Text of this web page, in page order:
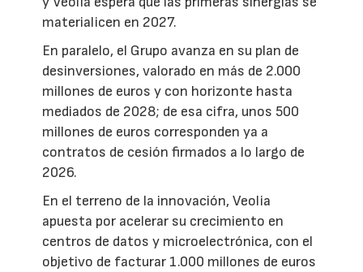
materialicen en 2027.
En paralelo, el Grupo avanza en su plan de
desinversiones, valorado en más de 2.000
millones de euros y con horizonte hasta
mediados de 2028; de esa cifra, unos 500
millones de euros corresponden ya a
contratos de cesión firmados a lo largo de
2026.
En el terreno de la innovación, Veolia
apuesta por acelerar su crecimiento en
centros de datos y microelectrónica, con el
objetivo de facturar 1.000 millones de euros